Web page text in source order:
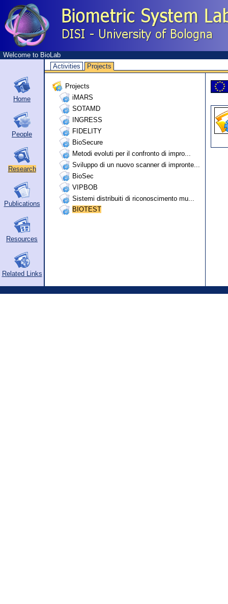
Welcome to BioLab
Activities
Projects
Home
People
Research
Publications
Resources
Related Links
Projects
iMARS
SOTAMD
INGRESS
FIDELITY
BioSecure
Metodi evoluti per il confronto di impro...
Sviluppo di un nuovo scanner di impronte...
BioSec
VIPBOB
Sistemi distribuiti di riconoscimento mu...
BIOTEST